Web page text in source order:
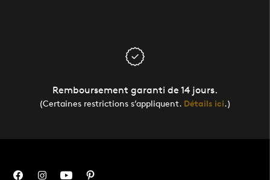
Remboursement garanti de 14 jours.
(Certaines restrictions s’appliquent. Détails ici.)